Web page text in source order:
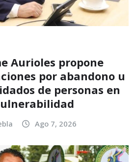
Aurioles propone
por abandono u
de personas en
Ago 7, 2026